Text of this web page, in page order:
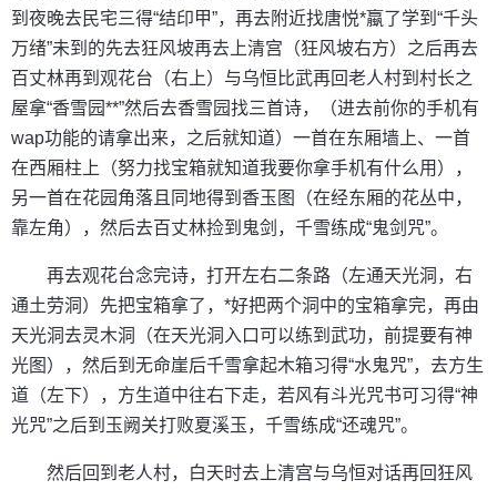
到夜晚去民宅三得“结印甲”，再去附近找唐悦*蠃了学到“千头
万绪”未到的先去狂风坡再去上清宫（狂风坡右方）之后再去
百丈林再到观花台（右上）与乌恒比武再回老人村到村长之
屋拿“香雪园**”然后去香雪园找三首诗，（进去前你的手机有
wap功能的请拿出来，之后就知道）一首在东厢墙上、一首
在西厢柱上（努力找宝箱就知道我要你拿手机有什么用），
另一首在花园角落且同地得到香玉图（在经东厢的花丛中，
靠左角），然后去百丈林捡到鬼剑，千雪练成“鬼剑咒”。
再去观花台念完诗，打开左右二条路（左通天光洞，右
通土劳洞）先把宝箱拿了，*好把两个洞中的宝箱拿完，再由
天光洞去灵木洞（在天光洞入口可以练到武功，前提要有神
光图），然后到无命崖后千雪拿起木箱习得“水鬼咒”，去方生
道（左下），方生道中往右下走，若风有斗光咒书可习得“神
光咒”之后到玉阙关打败夏溪玉，千雪练成“还魂咒”。
然后回到老人村，白天时去上清宫与乌恒对话再回狂风